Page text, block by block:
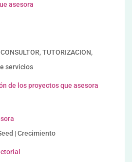
asesora
TUTORIZACION,
servicios
de los proyectos que asesora
| Crecimiento